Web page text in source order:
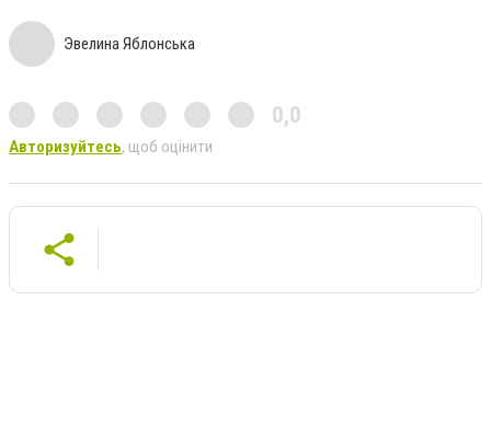
Эвелина Яблонська
0,0
Авторизуйтесь, щоб оцінити